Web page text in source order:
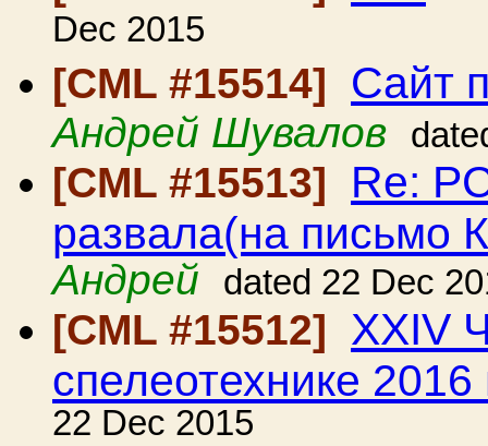
Dec 2015
[CML #15514]
Сайт
Андрей Шувалов
[CML #15513] Re:
развала(на письмо
Андрей
dated 22 Dec
[CML #15512] ХХIV
спелеотехнике 2016
22 Dec 2015